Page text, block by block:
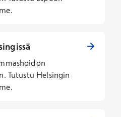
Tutustu Helsingin